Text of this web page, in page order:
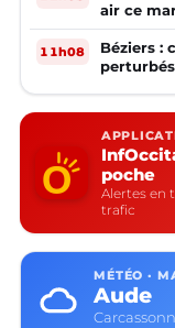
air ce
11h08
Béziers :
poche
Alertes en
trafic
MÉTÉO ·
Aude